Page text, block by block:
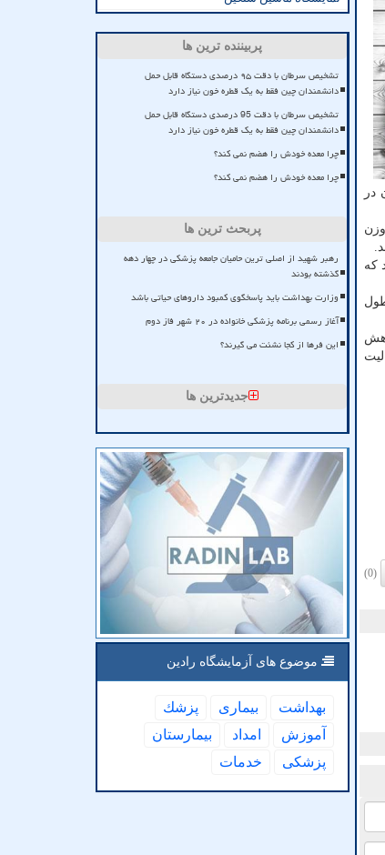
در
که
(0)
پربیننده ترین ها
تشخیص سرطان با دقت ۹۵ درصدی دستگاه قابل حمل
دانشمندان چین فقط به یک قطره خون نیاز دارد
تشخیص سرطان با دقت 95 درصدی دستگاه قابل حمل
دانشمندان چین فقط به یک قطره خون نیاز دارد
چرا معده خودش را هضم نمی کند؟
چرا معده خودش را هضم نمی کند؟
پربحث ترین ها
رهبر شهید از اصلی ترین حامیان جامعه پزشکی در چهار دهه
گذشته بودند
وزارت بهداشت باید پاسخگوی کمبود داروهای حیاتی باشد
آغاز رسمی برنامه پزشکی خانواده در ۲۰ شهر فاز دوم
این فرها از کجا نشئت می گیرند؟
جدیدترین ها
موضوع های آزمایشگاه رادین
بهداشت بیماری
پزشك
آموزش
امداد
بیمارستان
پزشكی
خدمات